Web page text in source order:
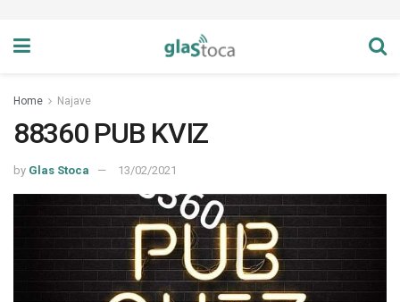
Home Najave
88360 PUB KVIZ
by Glas Stoca 13/02/2021